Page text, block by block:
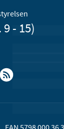
- 15)